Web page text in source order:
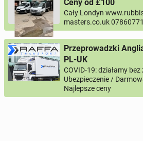
Twój email
Twój telefon
Numer telefon wg wzoru NR KIERUNKOWY
+44 7123456789 lub +48 221234567
Pytanie aktywujące
Ceny od £100
Cały Londyn
masters.co.uk
Przeprowadzki
PL-UK
COVID-19: działamy
Ubezpieczenie /
Najlepsze ceny